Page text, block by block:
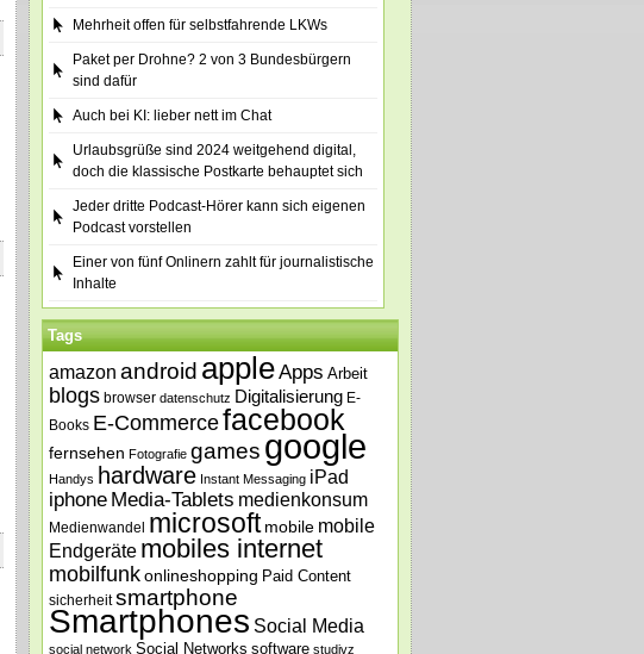
Mehrheit offen für selbstfahrende LKWs
Paket per Drohne? 2 von 3 Bundesbürgern
sind dafür
Auch bei KI: lieber nett im Chat
Urlaubsgrüße sind 2024 weitgehend digital,
doch die klassische Postkarte behauptet sich
Jeder dritte Podcast-Hörer kann sich eigenen
Podcast vorstellen
Einer von fünf Onlinern zahlt für journalistische
Inhalte
Tags
amazon android appleApps Arbeit
blogs browser datenschutz Digitalisierung E-
Books E-Commercefacebook
fernsehen Fotografie games google
Handys hardware Instant Messaging iPad
iphone Media-Tablets medienkonsum
Medienwandel microsoft mobile mobile
Endgeräte mobiles internet
mobilfunkonlineshopping Paid Content
sicherheit smartphone
Smartphones Social Media
social network Social Networks software studivz